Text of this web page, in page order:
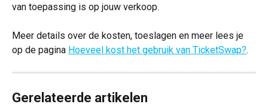
van toepassing is op jouw verkoop.
Meer details over de kosten, toeslagen en meer lees je
op de pagina Hoeveel kost het gebruik van TicketSwap?.
Gerelateerde artikelen